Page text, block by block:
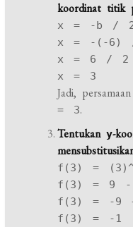
koordinat titik
x = -b /
x = -(-6)
x = 6 / 2
x = 3
Jadi,
= 3.
Tentukany-
f(3) =
f(3) = 9 -
f(3) = -9
f(3) = -1